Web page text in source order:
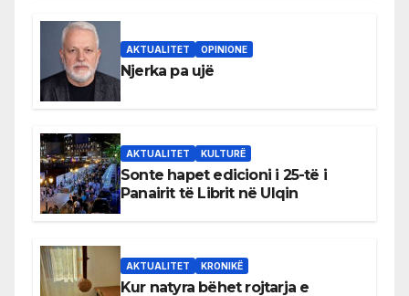
AKTUALITET OPINIONE
Njerka pa ujë
AKTUALITET KULTURË
Sonte hapet edicioni i 25-të i
Panairit të Librit në Ulqin
AKTUALITET KRONIKË
Kur natyra bëhet rojtarja e